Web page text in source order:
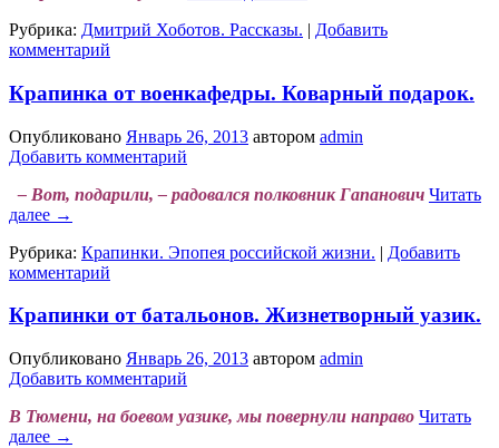
Рубрика: Дмитрий Хоботов. Рассказы. | Добавить
комментарий
Крапинка от военкафедры. Коварный подарок.
Опубликовано Январь 26, 2013 автором admin
Добавить комментарий
– Вот, подарили, – радовался полковник Гапанович Читать
далее →
Рубрика: Крапинки. Эпопея российской жизни. | Добавить
комментарий
Крапинки от батальонов. Жизнетворный уазик.
Опубликовано Январь 26, 2013 автором admin
Добавить комментарий
В Тюмени, на боевом уазике, мы повернули направо Читать
далее →